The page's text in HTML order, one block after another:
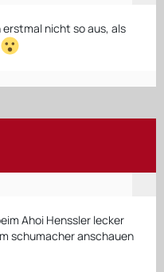
nicht so aus, als
Ahoi Henssler lecker
schumacher anschauen